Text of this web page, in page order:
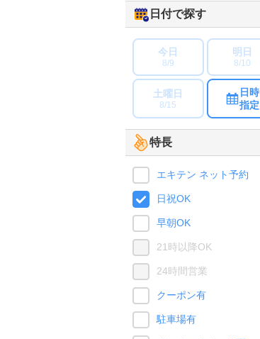
日付で探す
今日
8/9
明日
8/10
土曜日
8/15
日時
指定
特長
エキテン ネット予約
日祝OK
早朝OK
21時以降OK
24時間営業
クーポン有
駐車場有